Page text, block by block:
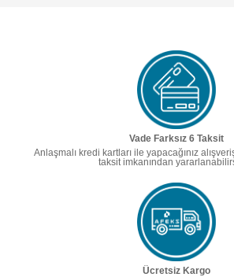
Vade Farksız 6 Taksit
Anlaşmalı kredi kartları ile yapacağınız
taksit imkanından
Ücretsiz Kargo